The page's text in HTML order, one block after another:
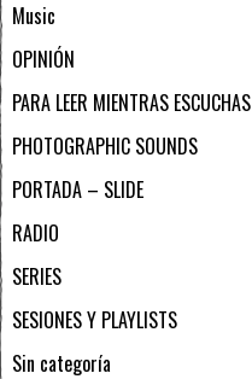
Music
OPINIÓN
PARA LEER MIENTRAS ESCUCHAS
PHOTOGRAPHIC SOUNDS
PORTADA – SLIDE
RADIO
SERIES
SESIONES Y PLAYLISTS
Sin categoría